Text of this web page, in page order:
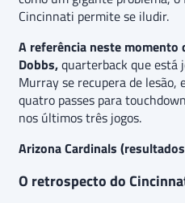
Cincinnati permite se iludir.
A referência neste momento
Dobbs,quarterback que está
Murray se recupera de
quatro passes para
nos últimos três jogos.
Arizona Cardinals
O retrospecto do